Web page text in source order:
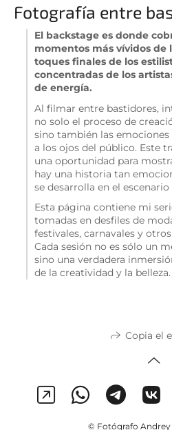
Fotografía entre
El backstage es donde
momentos más vívidos de
toques finales de los
concentradas de los
de energía.
Al filmar entre bastidores,
no solo el proceso de
sino también las
a los ojos del público. Este
una oportunidad para
hay una historia tan
se desarrolla en el escenario
Esta página contiene mi
tomadas en desfiles de
festivales, carnavales y
Cada sesión no es sólo un
sino una verdadera
de la creatividad y la belleza.
Copia el
© Fotógrafo